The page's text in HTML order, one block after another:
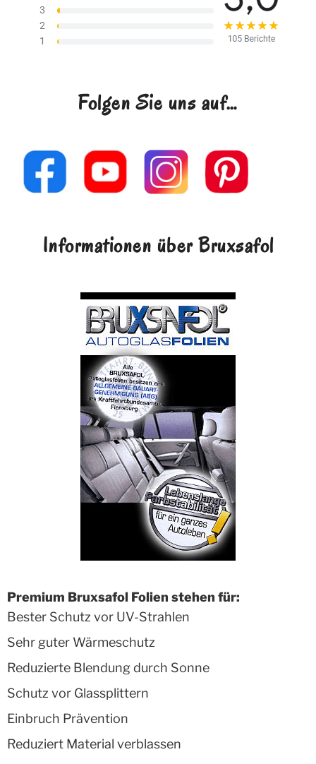
Folgen Sie uns auf…
Informationen über Bruxsafol
Premium Bruxsafol Folien stehen für:
Bester Schutz vor UV-Strahlen
Sehr guter Wärmeschutz
Reduzierte Blendung durch Sonne
Schutz vor Glassplittern
Einbruch Prävention
Reduziert Material verblassen